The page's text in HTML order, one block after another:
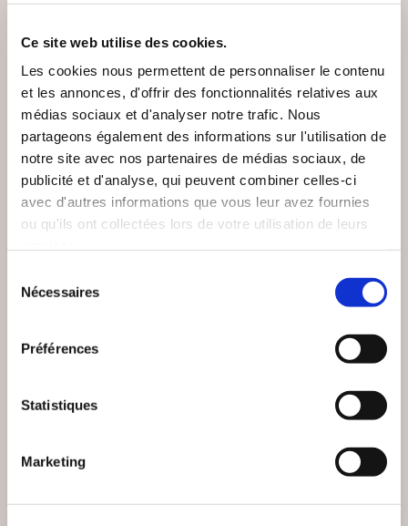
Ce site web utilise des cookies.
Les cookies nous permettent de personnaliser le contenu
et les annonces, d'offrir des fonctionnalités relatives aux
médias sociaux et d'analyser notre trafic. Nous
partageons également des informations sur l'utilisation de
notre site avec nos partenaires de médias sociaux, de
publicité et d'analyse, qui peuvent combiner celles-ci
avec d'autres informations que vous leur avez fournies
ou qu'ils ont collectées lors de votre utilisation de leurs
Nécessaires
Préférences
Statistiques
Marketing
Boris Vasovitch
DES RIMES — VOL. 1
NEW
Marius KAVEGE
MIROIRS ET REFLETS